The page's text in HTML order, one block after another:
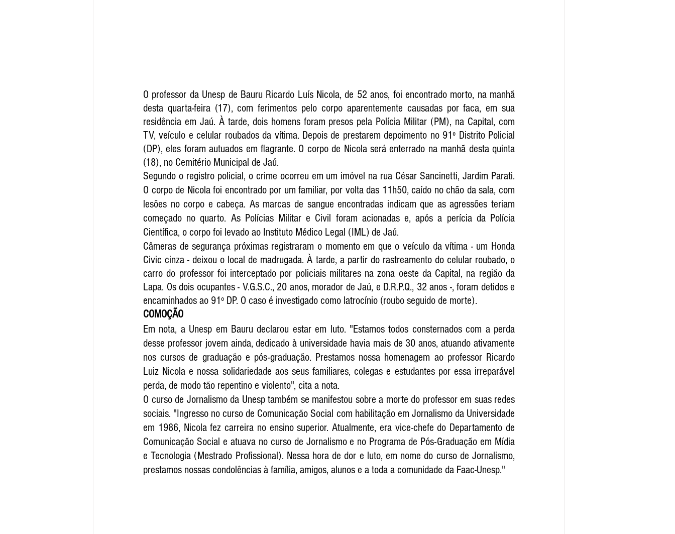
O professor da Unesp de Bauru Ricardo Luís Nicola, de 52 anos, foi encontrado morto, na manhã
desta quarta-feira (17), com ferimentos pelo corpo aparentemente causadas por faca, em sua
residência em Jaú. À tarde, dois homens foram presos pela Polícia Militar (PM), na Capital, com
TV, veículo e celular roubados da vítima. Depois de prestarem depoimento no 91º Distrito Policial
(DP), eles foram autuados em flagrante. O corpo de Nicola será enterrado na manhã desta quinta
(18), no Cemitério Municipal de Jaú.
Segundo o registro policial, o crime ocorreu em um imóvel na rua César Sancinetti, Jardim Parati.
O corpo de Nicola foi encontrado por um familiar, por volta das 11h50, caído no chão da sala, com
lesões no corpo e cabeça. As marcas de sangue encontradas indicam que as agressões teriam
começado no quarto. As Polícias Militar e Civil foram acionadas e, após a perícia da Polícia
Científica, o corpo foi levado ao Instituto Médico Legal (IML) de Jaú.
Câmeras de segurança próximas registraram o momento em que o veículo da vítima - um Honda
Civic cinza - deixou o local de madrugada. À tarde, a partir do rastreamento do celular roubado, o
carro do professor foi interceptado por policiais militares na zona oeste da Capital, na região da
Lapa. Os dois ocupantes - V.G.S.C., 20 anos, morador de Jaú, e D.R.P.Q., 32 anos -, foram detidos e
encaminhados ao 91º DP. O caso é investigado como latrocínio (roubo seguido de morte).
COMOÇÃO
Em nota, a Unesp em Bauru declarou estar em luto. "Estamos todos consternados com a perda
desse professor jovem ainda, dedicado à universidade havia mais de 30 anos, atuando ativamente
nos cursos de graduação e pós-graduação. Prestamos nossa homenagem ao professor Ricardo
Luiz Nicola e nossa solidariedade aos seus familiares, colegas e estudantes por essa irreparável
perda, de modo tão repentino e violento", cita a nota.
O curso de Jornalismo da Unesp também se manifestou sobre a morte do professor em suas redes
sociais. "Ingresso no curso de Comunicação Social com habilitação em Jornalismo da Universidade
em 1986, Nicola fez carreira no ensino superior. Atualmente, era vice-chefe do Departamento de
Comunicação Social e atuava no curso de Jornalismo e no Programa de Pós-Graduação em Mídia
e Tecnologia (Mestrado Profissional). Nessa hora de dor e luto, em nome do curso de Jornalismo,
prestamos nossas condolências à família, amigos, alunos e a toda a comunidade da Faac-Unesp."